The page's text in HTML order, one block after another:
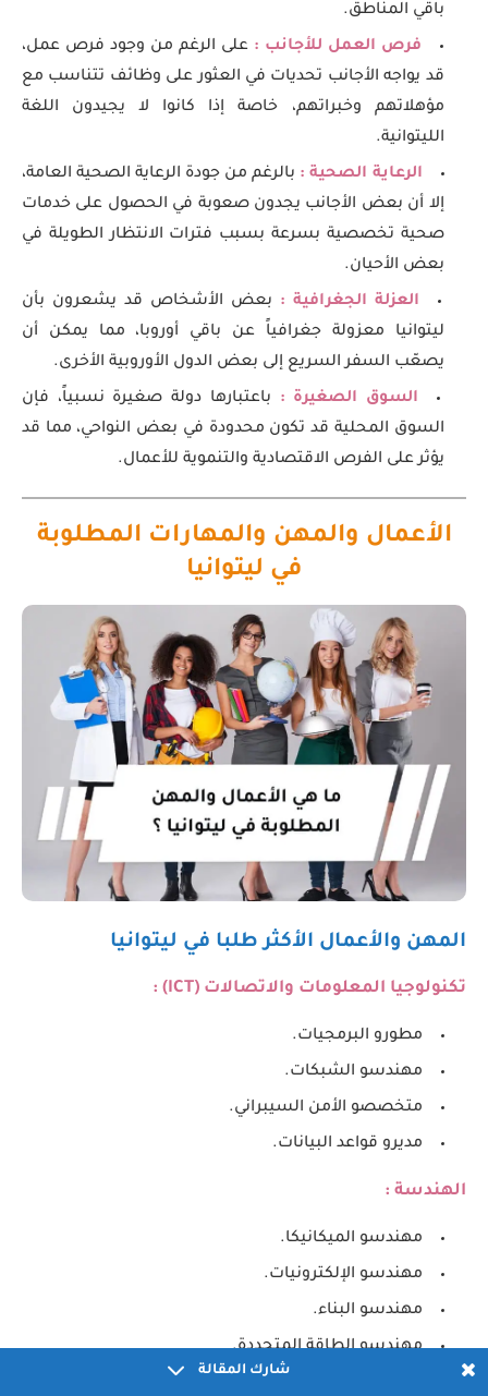
باقي المناطق.
فرص العمل للأجانب : على الرغم من وجود فرص عمل،
قد يواجه الأجانب تحديات في العثور على وظائف تتناسب مع
مؤهلاتهم وخبراتهم، خاصة إذا كانوا لا يجيدون اللغة
الليتوانية.
الرعاية الصحية : بالرغم من جودة الرعاية الصحية العامة،
إلا أن بعض الأجانب يجدون صعوبة في الحصول على خدمات
صحية تخصصية بسرعة بسبب فترات الانتظار الطويلة في
بعض الأحيان.
العزلة الجغرافية : بعض الأشخاص قد يشعرون بأن
ليتوانيا معزولة جغرافياً عن باقي أوروبا، مما يمكن أن
يصعّب السفر السريع إلى بعض الدول الأوروبية الأخرى.
السوق الصغيرة : باعتبارها دولة صغيرة نسبياً، فإن
السوق المحلية قد تكون محدودة في بعض النواحي، مما قد
يؤثر على الفرص الاقتصادية والتنموية للأعمال.
الأعمال والمهن والمهارات المطلوبة
في ليتوانيا
المهن والأعمال الأكثر طلبا في ليتوانيا
تكنولوجيا المعلومات والاتصالات ( ICT
) :
مطورو البرمجيات.
مهندسو الشبكات.
متخصصو الأمن السيبراني.
مديرو قواعد البيانات.
الهندسة :
مهندسو الميكانيكا.
مهندسو الإلكترونيات.
مهندسو البناء.
مهندسو الطاقة المتجددة.
شارك المقالة